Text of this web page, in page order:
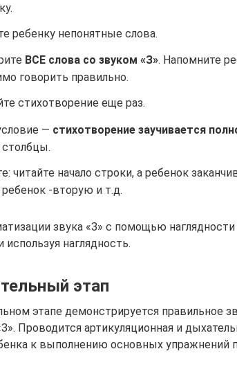
ребенку непонятные слова.
ВСЕ слова со звуком «З». Напомните
говорить правильно.
стихотворение еще раз.
— стихотворение заучивается
читайте начало строки, а ребенок
ребенок -вторую и т.д.
звука «З» с помощью
наглядность.
этап
этапе демонстрируется правильное
Проводится артикуляционная и
к выполнению основных упражнений